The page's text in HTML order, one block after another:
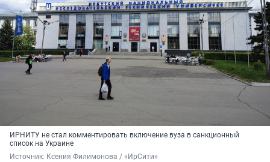
ИРНИТУ не стал комментировать включение вуза в санкционный
список на Украине
Источник: Ксения Филимонова / «ИрСити»